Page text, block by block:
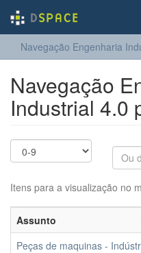
Navegação Engenharia
Navegação
Industrial 4.0
Itens para a visualização no
Assunto
Peças de maquinas -